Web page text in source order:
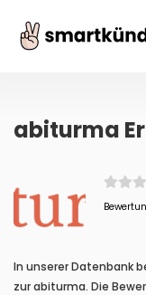
abiturma
In unserer Datenbank
zur abiturma. Die